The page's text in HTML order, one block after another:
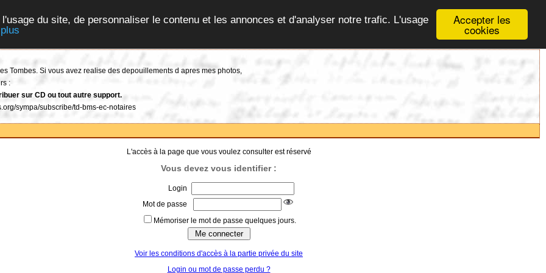
Accepter les
cookies
du site, de personnaliser le contenu et les annonces et d'analyser notre trafic. L'usage
Tombes. Si vous avez realise des depouillements d apres mes photos,
:
sur CD ou tout autre support.
sympa/subscribe/td-bms-ec-notaires
L'accès à la page que vous voulez consulter est réservé
Vous devez vous identifier :
Login
Mot de passe
Mémoriser le mot de passe quelques jours.
Voir les conditions d'accès à la partie privée du site
Login ou mot de passe perdu ?